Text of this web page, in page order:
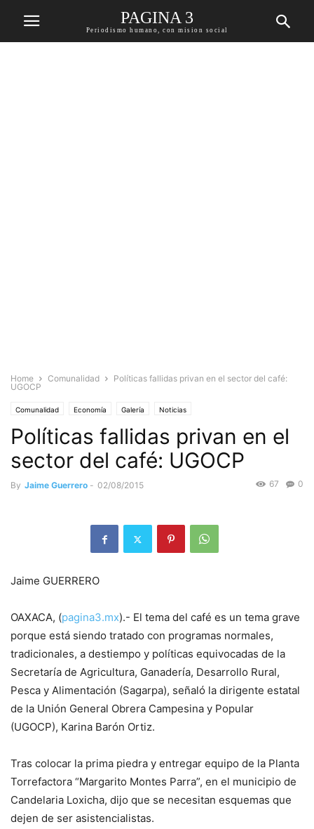
PAGINA 3
Periodismo humano, con mision social
Home Comunalidad
Políticas fallidas privan en el sector del café:
UGOCP
Comunalidad Economía Galería Noticias
Políticas fallidas privan en el
sector del café: UGOCP
By Jaime Guerrero - 02/08/2015 0
67
Jaime GUERRERO
OAXACA, (pagina3.mx).- El tema del café es un tema grave
porque está siendo tratado con programas normales,
tradicionales, a destiempo y políticas equivocadas de la
Secretaría de Agricultura, Ganadería, Desarrollo Rural,
Pesca y Alimentación (Sagarpa), señaló la dirigente estatal
de la Unión General Obrera Campesina y Popular
(UGOCP), Karina Barón Ortiz.
Tras colocar la prima piedra y entregar equipo de la Planta
Torrefactora “Margarito Montes Parra”, en el municipio de
Candelaria Loxicha, dijo que se necesitan esquemas que
dejen de ser asistencialistas.